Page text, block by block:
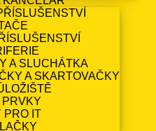
A SLUCHÁTKA
A SKARTOVAČKY
PRVKY
PRO IT